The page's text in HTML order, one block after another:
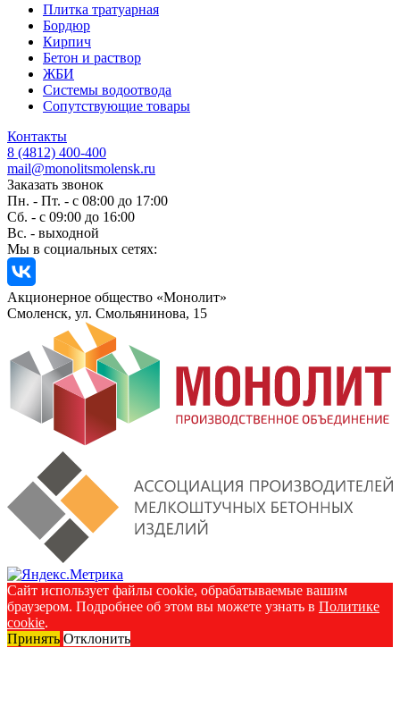
Плитка тратуарная
Бордюр
Кирпич
Бетон и раствор
ЖБИ
Системы водоотвода
Сопутствующие товары
Контакты
8 (4812) 400-400
mail@monolitsmolensk.ru
Заказать звонок
Пн. - Пт. - с 08:00 до 17:00
Сб. - с 09:00 до 16:00
Вс. - выходной
Мы в социальных сетях:
Акционерное общество «Монолит»
Смоленск, ул. Смольянинова, 15
Сайт использует файлы cookie, обрабатываемые вашим
браузером. Подробнее об этом вы можете узнать в Политике
cookie.
Принять Отклонить